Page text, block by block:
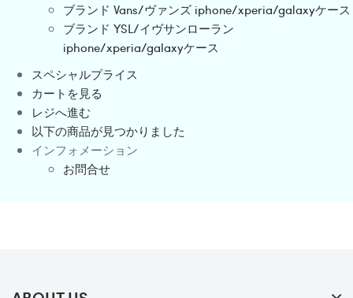
ブランド Vans/ヴァンズ iphone/xperia/galaxyケース
ブランド YSL/イヴサンローラン
iphone/xperia/galaxyケース
スペシャルプライス
カートを見る
レジへ進む
以下の商品が見つかりました
インフォメーション
お問合せ